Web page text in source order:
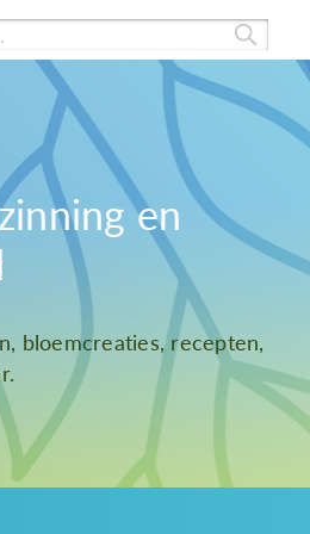
en
bloemcreaties, recepten,